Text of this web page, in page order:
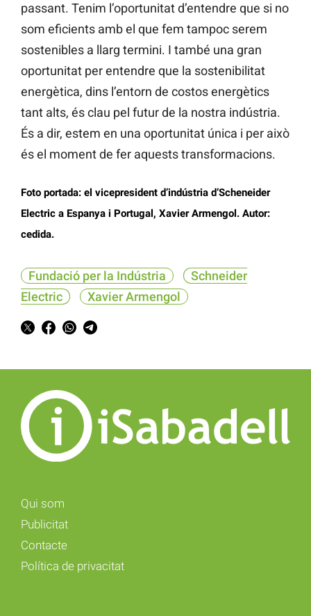
passant. Tenim l’oportunitat d’entendre que si no
som eficients amb el que fem tampoc serem
sostenibles a llarg termini. I també una gran
oportunitat per entendre que la sostenibilitat
energètica, dins l’entorn de costos energètics
tant alts, és clau pel futur de la nostra indústria.
És a dir, estem en una oportunitat única i per això
és el moment de fer aquests transformacions.
Foto portada: el vicepresident d’indústria d’Scheneider
Electric a Espanya i Portugal, Xavier Armengol. Autor:
cedida.
Fundació per la Indústria
Schneider
Electric
Xavier Armengol
Qui som
Publicitat
Contacte
Política de privacitat